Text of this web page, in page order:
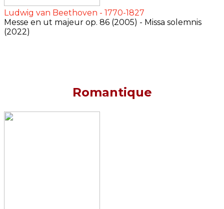
Ludwig van Beethoven - 1770-1827
Messe en ut majeur op. 86 (2005) - Missa solemnis
(2022)
Romantique